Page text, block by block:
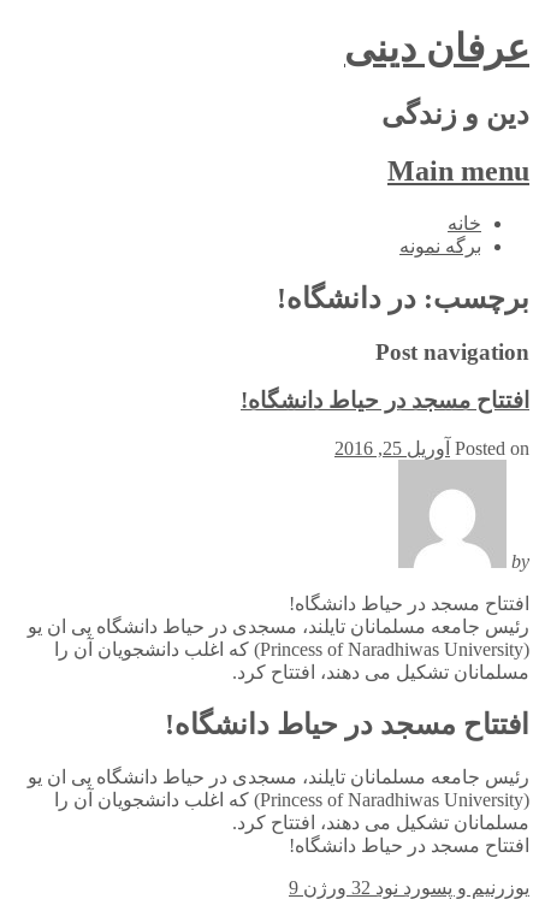
عرفان دینی
دین و زندگی
Main menu
Skip
خانه
برگه نمونه
برچسب: در دانشگاه!
Post navigation
افتتاح مسجد در حیاط دانشگاه!
Posted on آوریل 25, 2016
by
افتتاح مسجد در حیاط دانشگاه!
رئیس جامعه مسلمانان تایلند، مسجدی در حیاط دانشگاه پی ان یو
(Princess of Naradhiwas University) که اغلب دانشجویان آن را
مسلمانان تشکیل می دهند، افتتاح کرد.
افتتاح مسجد در حیاط دانشگاه!
رئیس جامعه مسلمانان تایلند، مسجدی در حیاط دانشگاه پی ان یو
(Princess of Naradhiwas University) که اغلب دانشجویان آن را
مسلمانان تشکیل می دهند، افتتاح کرد.
افتتاح مسجد در حیاط دانشگاه!
یوزرنیم و پسورد نود 32 ورژن 9